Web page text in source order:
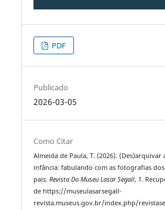
PDF
Publicado
2026-03-05
Como Citar
Almeida de Paula, T. (2026). (Des)arquivar
infância: fabulando com as fotografias
pais.Revista Do Museu Lasar Segall, 1.
de https://museulasarsegall-
revista.museus.gov.br/index.php/